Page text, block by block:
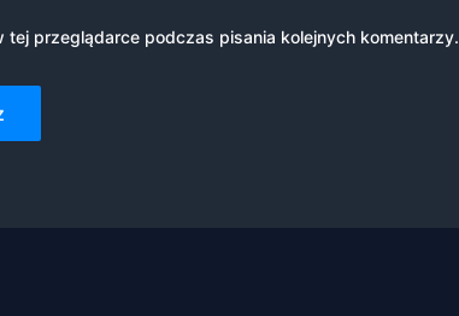
tej przeglądarce podczas pisania kolejnych komentarzy.